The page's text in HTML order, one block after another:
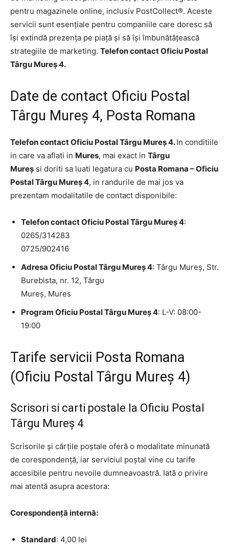
pentru magazinele online, inclusiv PostCollect®. Aceste
servicii sunt esențiale pentru companiile care doresc să
își extindă prezența pe piață și să își îmbunătățească
strategiile de marketing. Telefon contact Oficiu Postal
Târgu Mureş 4.
Date de contact Oficiu Postal
Târgu Mureş 4, Posta Romana
Telefon contact Oficiu Postal Târgu Mureş 4.In conditiile
in care va aflati in Mures, mai exact in Târgu
Mureş si doriti sa luati legatura cu Posta Romana – Oficiu
Postal Târgu Mureş 4, in randurile de mai jos va
prezentam modalitatile de contact disponibile:
Telefon contact Oficiu Postal Târgu Mureş 4:
0265/314283
0725/902416
Adresa Oficiu Postal Târgu Mureş 4: Târgu Mureş, Str.
Burebista, nr. 12, Târgu
Mureş, Mures
Program Oficiu Postal Târgu Mureş 4: L-V: 08:00-
19:00
Tarife servicii Posta Romana
(Oficiu Postal Târgu Mureş 4)
Scrisori si carti postale la Oficiu Postal
Târgu Mureş 4
Scrisorile și cărțile poștale oferă o modalitate minunată
de corespondență, iar serviciul poștal vine cu tarife
accesibile pentru nevoile dumneavoastră. Iată o privire
mai atentă asupra acestora:
Corespondență internă:
Standard: 4,00 lei